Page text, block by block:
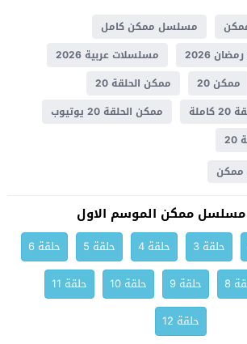
مسلسل ممكن كامل
2026
مسلسلات عربية 2026
ممكن 20
ممكن الحلقة 20
ممكن الحلقة 20 يوتيوب
ممكن الموسم الاول
حلقة 3 حلقة 4 حلقة 5
حلقة 6
8 حلقة 9 حلقة 10
حلقة 11
حلقة 12